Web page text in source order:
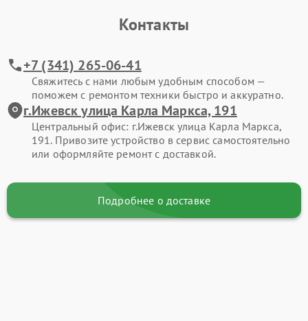
Контакты
+7 (341) 265-06-41
Свяжитесь с нами любым удобным способом —
поможем с ремонтом техники быстро и аккуратно.
г.Ижевск улица Карла Маркса, 191
Центральный офис: г.Ижевск улица Карла Маркса,
191. Привозите устройство в сервис самостоятельно
или оформляйте ремонт с доставкой.
Подробнее о доставке